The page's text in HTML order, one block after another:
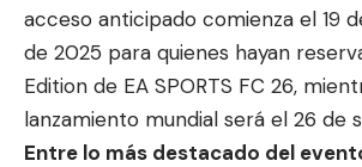
acceso anticipado comienza el 19
de 2025 para quienes hayan
Edition de EA SPORTS FC 26,
lanzamiento mundial será el 26 de
Entre lo más destacado del